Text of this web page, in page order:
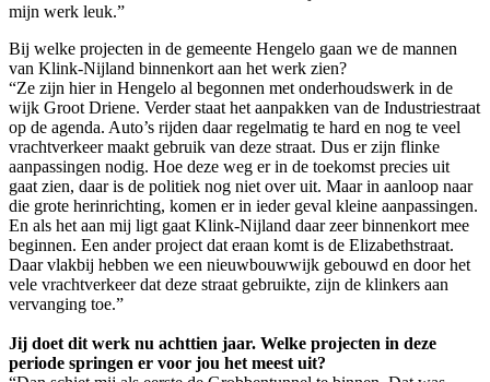
mijn werk leuk.”
Bij welke projecten in de gemeente Hengelo gaan we de mannen
van Klink-Nijland binnenkort aan het werk zien?
“Ze zijn hier in Hengelo al begonnen met onderhoudswerk in de
wijk Groot Driene. Verder staat het aanpakken van de Industriestraat
op de agenda. Auto’s rijden daar regelmatig te hard en nog te veel
vrachtverkeer maakt gebruik van deze straat. Dus er zijn flinke
aanpassingen nodig. Hoe deze weg er in de toekomst precies uit
gaat zien, daar is de politiek nog niet over uit. Maar in aanloop naar
die grote herinrichting, komen er in ieder geval kleine aanpassingen.
En als het aan mij ligt gaat Klink-Nijland daar zeer binnenkort mee
beginnen. Een ander project dat eraan komt is de Elizabethstraat.
Daar vlakbij hebben we een nieuwbouwwijk gebouwd en door het
vele vrachtverkeer dat deze straat gebruikte, zijn de klinkers aan
vervanging toe.”
Jij doet dit werk nu achttien jaar. Welke projecten in deze
periode springen er voor jou het meest uit?